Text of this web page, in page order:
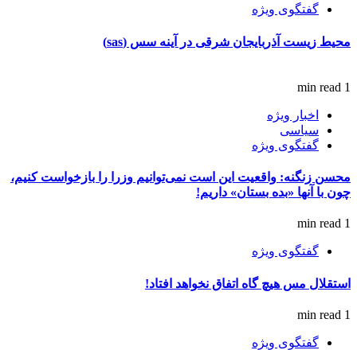
گفتگوی ویژه
محیط زیست آذربایجان شرقی در آینه سس (sas)
1 min read
اخبار ویژه
سیاسی
گفتگوی ویژه
محسن زنگنه: واقعیت این است نمی‌توانیم وزرا را بازخواست کنیم،
چون با آنها «بده بستان» داریم!
1 min read
گفتگوی ویژه
استقلال مس هیچ گاه اتفاق نخواهد افتاد!
1 min read
گفتگوی ویژه